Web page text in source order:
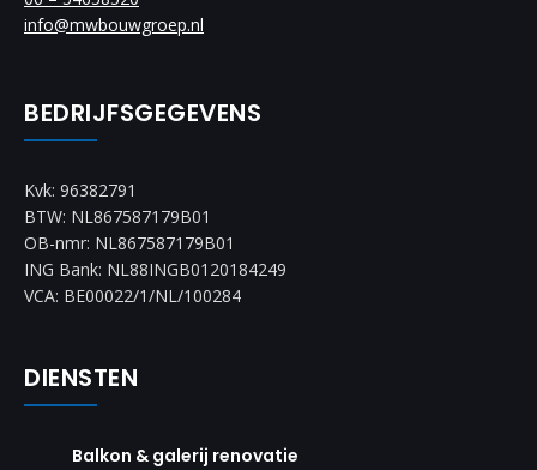
info@mwbouwgroep.nl
BEDRIJFSGEGEVENS
Kvk: 96382791
BTW: NL867587179B01
OB-nmr: NL867587179B01
ING Bank: NL88INGB0120184249
VCA: BE00022/1/NL/100284
DIENSTEN
Balkon & galerij renovatie